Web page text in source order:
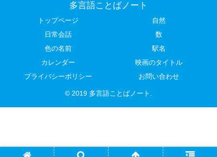
多言語ことばノート
トップページ
自然
日常会話
数
色の名前
駅名
カレンダー
映画のタイトル
プライバシーポリシー
お問い合わせ
© 2019 多言語ことばノート.